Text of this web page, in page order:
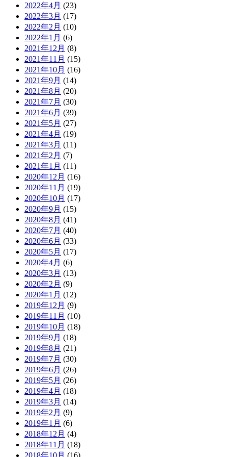
2022年4月 (23)
2022年3月 (17)
2022年2月 (10)
2022年1月 (6)
2021年12月 (8)
2021年11月 (15)
2021年10月 (16)
2021年9月 (14)
2021年8月 (20)
2021年7月 (30)
2021年6月 (39)
2021年5月 (27)
2021年4月 (19)
2021年3月 (11)
2021年2月 (7)
2021年1月 (11)
2020年12月 (16)
2020年11月 (19)
2020年10月 (17)
2020年9月 (15)
2020年8月 (41)
2020年7月 (40)
2020年6月 (33)
2020年5月 (17)
2020年4月 (6)
2020年3月 (13)
2020年2月 (9)
2020年1月 (12)
2019年12月 (9)
2019年11月 (10)
2019年10月 (18)
2019年9月 (18)
2019年8月 (21)
2019年7月 (30)
2019年6月 (26)
2019年5月 (26)
2019年4月 (18)
2019年3月 (14)
2019年2月 (9)
2019年1月 (6)
2018年12月 (4)
2018年11月 (18)
2018年10月 (16)